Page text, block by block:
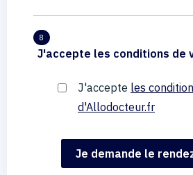
8
J'accepte les conditions de
J'accepte les
d'Allodocteur.fr